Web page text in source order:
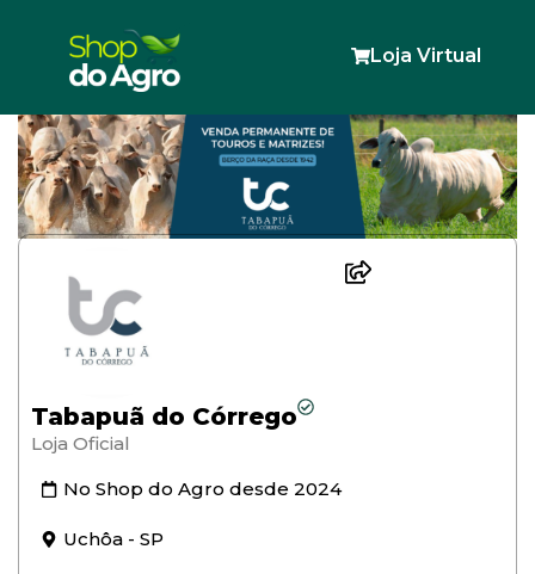
Loja Virtual
Tabapuã do Córrego
Loja Oficial
No Shop do Agro desde 2024
Uchôa - SP